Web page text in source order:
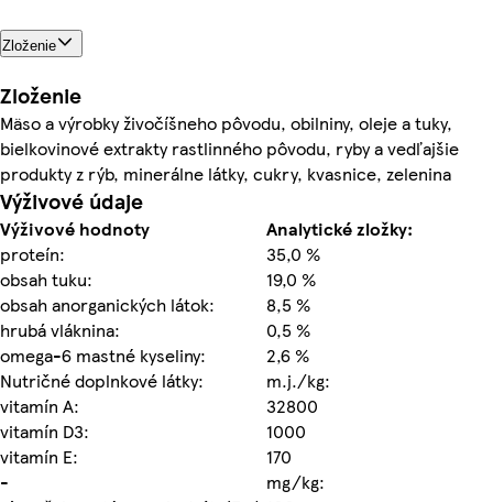
Zloženie
Zloženie
Mäso a výrobky živočíšneho pôvodu, obilniny, oleje a tuky,
bielkovinové extrakty rastlinného pôvodu, ryby a vedľajšie
produkty z rýb, minerálne látky, cukry, kvasnice, zelenina
Výživové údaje
Výživové hodnoty
Analytické zložky:
proteín:
35,0 %
obsah tuku:
19,0 %
obsah anorganických látok:
8,5 %
hrubá vláknina:
0,5 %
omega-6 mastné kyseliny:
2,6 %
Nutričné doplnkové látky:
m.j./kg:
vitamín A:
32800
vitamín D3:
1000
vitamín E:
170
-
mg/kg: